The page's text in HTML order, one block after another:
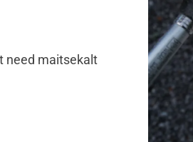
need maitsekalt